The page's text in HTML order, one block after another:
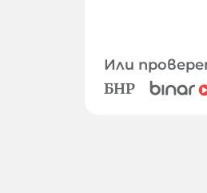
Или
БНР